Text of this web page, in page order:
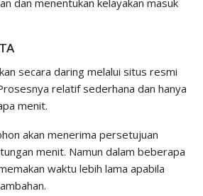
secara daring melalui situs resmi
relatif sederhana dan hanya
menit.
akan menerima persetujuan
menit. Namun dalam beberapa
waktu lebih lama apabila